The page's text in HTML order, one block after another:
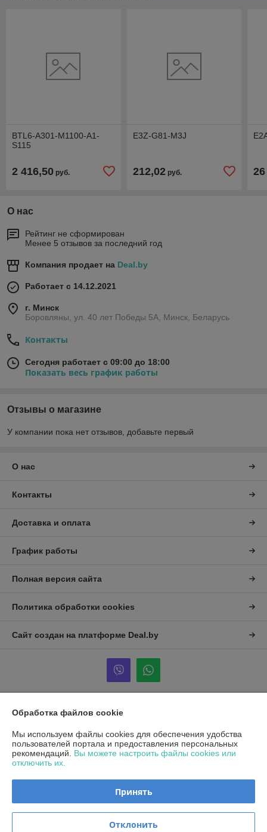
BTL6-A301-M1100-A1-
S115
2 416,50 руб.
E3Z-G81-M3J
212,02руб. 26
О нас
Рейтинг не сформирован
Менее 5 отзывов за последний год
Компания продает на Deal.by
Работает с 14.12.2021
г. Минск
Боровляны, ул. 40 лет Победы 5A, Минск, Беларусь
Контакты
Сегодня работает с 09:00 до 18:00
Показать весь график работы
Отзывы о магазине
У компании пока нет отзывов, добавьте первый
О нас
Контакты
Доставка и оплата
График работы
Полная версия сайта
Политика обработки cookies
Сайт создан на платформе Deal.by
Информация для покупателя
Юридическое лицо:Общество с ограниченной ответственностью
«Альтена»
223053, Минская обл., Минский р-н., Боровлянский с/с, д. Боровляны,
ул. 40 лет Победы, д. 5А, каб.25
Регистрационный орган: Минский райисполком
Обработка файлов cookie
Мы используем файлы cookies для обеспечения удобства
пользователей портала и предоставления персональных
рекомендаций. Вы можете настроить файлы cookies или
отключить их.
Принять
Отклонить